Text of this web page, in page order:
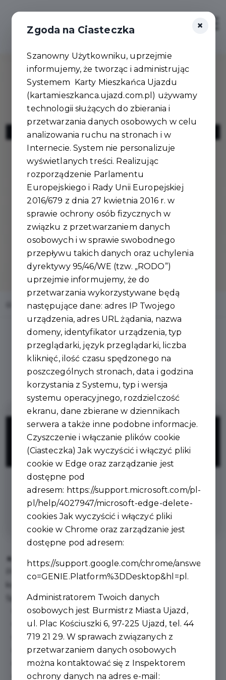
NaWolnym
Home Oferty NaWolnym
Regulamin i warunki
10%
ZNIŻKI
na zestaw świąteczny/ zestaw
okolicznościowy (zestaw obejmuje 5
rodzajów sera + mleko 1l )
🐐🥚 Naturalnie, lokalnie, z sercem!
Prowadzimy małe gospodarstwo, w którym królują nasze
Sprzedajemy
Kurze jajka z wolnego wybiegu
Mleko kozie
Mleko krowie
Sery kozie
Sery krowie
Zestawy świąteczne/ Zestawy okolicznościowe
×
Zgoda na Ciasteczka
Szanowny Użytkowniku, uprzejmie
informujemy, że tworząc i administrując
Systemem Karty Mieszkańca Ujazdu
(kartamieszkanca.ujazd.com.pl) używamy
technologii służących do zbierania i
przetwarzania danych osobowych w celu
analizowania ruchu na stronach i w
Internecie. System nie personalizuje
wyświetlanych treści. Realizując
rozporządzenie Parlamentu
Europejskiego i Rady Unii Europejskiej
2016/679 z dnia 27 kwietnia 2016 r. w
sprawie ochrony osób fizycznych w
związku z przetwarzaniem danych
osobowych i w sprawie swobodnego
przepływu takich danych oraz uchylenia
dyrektywy 95/46/WE (tzw. „RODO”)
uprzejmie informujemy, że do
przetwarzania wykorzystywane będą
następujące dane: adres IP Twojego
urządzenia, adres URL żądania, nazwa
domeny, identyfikator urządzenia, typ
przeglądarki, język przeglądarki, liczba
kliknięć, ilość czasu spędzonego na
poszczególnych stronach, data i godzina
korzystania z Systemu, typ i wersja
systemu operacyjnego, rozdzielczość
ekranu, dane zbierane w dziennikach
serwera a także inne podobne informacje.
Czyszczenie i włączanie plików cookie
(Ciasteczka) Jak wyczyścić i włączyć pliki
cookie w Edge oraz zarządzanie jest
dostępne pod
adresem: https://support.microsoft.com/pl-
pl/help/4027947/microsoft-edge-delete-
cookies Jak wyczyścić i włączyć pliki
cookie w Chrome oraz zarządzanie jest
dostępne pod adresem:
https://support.google.com/chrome/answer/
co=GENIE.Platform%3DDesktop&hl=pl .
Administratorem Twoich danych
osobowych jest Burmistrz Miasta Ujazd,
ul. Plac Kościuszki 6, 97-225 Ujazd, tel. 44
719 21 29. W sprawach związanych z
przetwarzaniem danych osobowych
można kontaktować się z Inspektorem
ochrony danych na adres e-mail: